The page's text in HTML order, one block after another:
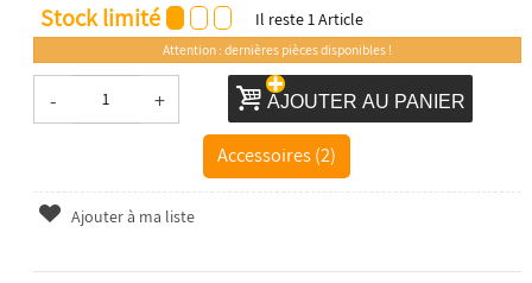
Stock limité Il reste1Article
Attention : dernières pièces disponibles !
- + AJOUTER AU PANIER
Accessoires (2)
Ajouter à ma liste